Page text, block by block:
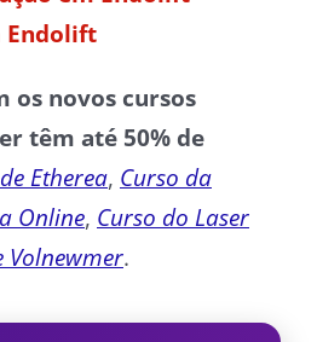
Endolift
os novos cursos
têm até 50% de
Etherea, Curso da
Online, Curso do Laser
Volnewmer.